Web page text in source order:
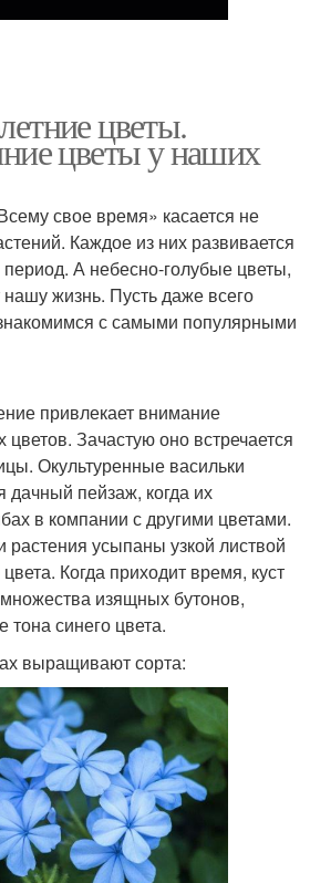
цветы.
цветы у наших
свое время» касается не
Каждое из них развивается
А небесно-голубые цветы,
жизнь. Пусть даже всего
с самыми популярными
привлекает внимание
Зачастую оно встречается
Окультуренные васильки
дачный пейзаж, когда их
в компании с другими цветами.
растения усыпаны узкой листвой
Когда приходит время, куст
изящных бутонов,
синего цвета.
выращивают сорта: